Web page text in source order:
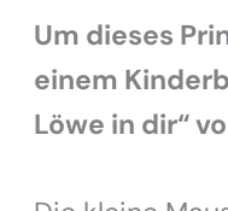
Um dieses
einem
Löwe in dir“